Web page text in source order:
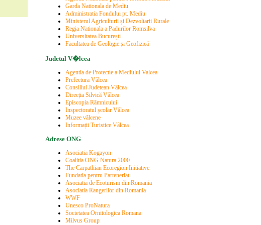
Garda Nationala de Mediu
Administratia Fondului pt. Mediu
Ministerul Agriculturii și Dezvoltarii Rurale
Regia Nationala a Padurilor Romsilva
Universitatea București
Facultatea de Geologie și Geofizică
Judetul V�lcea
Agentia de Protectie a Mediului Valcea
Prefectura Vâlcea
Consiliul Judetean Vâlcea
Direcția Silvică Vâlcea
Episcopia Râmnicului
Inspectoratul școlar Vâlcea
Muzee vâlcene
Informații Turistice Vâlcea
Adrese ONG
Asociatia Kogayon
Coalitia ONG Natura 2000
The Carpathian Ecoregion Initiative
Fundatia pentru Parteneriat
Asociatia de Ecoturism din Romania
Asociatia Rangerilor din Romania
WWF
Unesco ProNatura
Societatea Ornitologica Romana
Milvus Group